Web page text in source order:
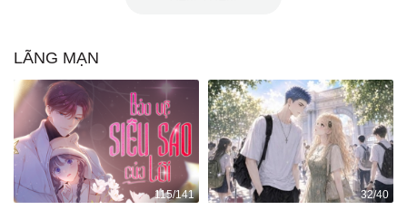
LÃNG MẠN
115/141 32/40